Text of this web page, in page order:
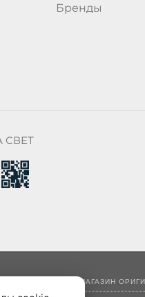
Бренды
СВЕТ
ИНТЕРНЕТ-МАГАЗИН